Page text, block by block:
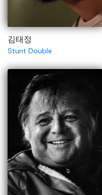
김태정
Stunt Double